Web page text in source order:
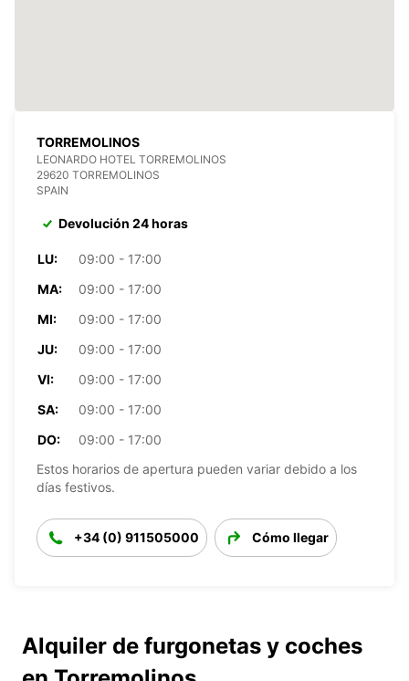
TORREMOLINOS
LEONARDO HOTEL TORREMOLINOS
29620 TORREMOLINOS
SPAIN
Devolución 24 horas
LU:
09:00 - 17:00
MA:
09:00 - 17:00
MI:
09:00 - 17:00
JU:
09:00 - 17:00
VI:
09:00 - 17:00
SA:
09:00 - 17:00
DO:
09:00 - 17:00
Estos horarios de apertura pueden variar debido a los
días festivos.
+34 (0) 911505000 Cómo llegar
Alquiler de furgonetas y coches